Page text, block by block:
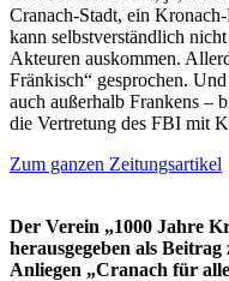
Cranach-Stadt, ein
kann selbstverständlich
Akteuren auskommen.
Fränkisch“ gesprochen.
auch außerhalb Frankens –
die Vertretung des FBI mit
Zum ganzen Zeitungsartikel
Der Verein „1000 Jahre
herausgegeben als
Anliegen „Cranach für